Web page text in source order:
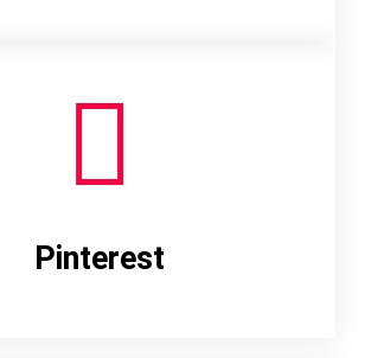
Pinterest